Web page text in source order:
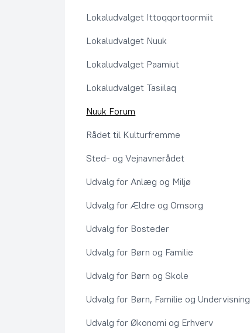
Lokaludvalget Ittoqqortoormiit
Lokaludvalget Nuuk
Lokaludvalget Paamiut
Lokaludvalget Tasiilaq
Nuuk Forum
Rådet til Kulturfremme
Sted- og Vejnavnerådet
Udvalg for Anlæg og Miljø
Udvalg for Ældre og Omsorg
Udvalg for Bosteder
Udvalg for Børn og Familie
Udvalg for Børn og Skole
Udvalg for Børn, Familie og Undervisning
Udvalg for Økonomi og Erhverv